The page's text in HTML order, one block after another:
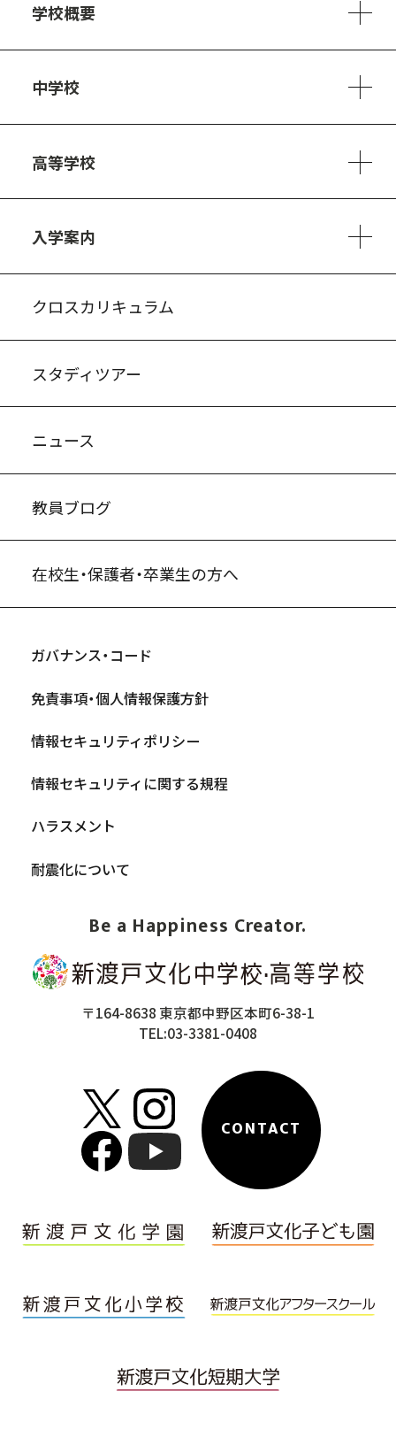
Be a Happiness Creator.
〒164-8638 東京都中野区本町6-38-1
TEL:03-3381-0408
CONTACT
学校概要
中学校
高等学校
入学案内
クロスカリキュラム
スタディツアー
ニュース
教員ブログ
在校生・保護者・卒業生の方へ
ガバナンス・コード
免責事項・個人情報保護方針
情報セキュリティポリシー
情報セキュリティに関する規程
ハラスメント
耐震化について